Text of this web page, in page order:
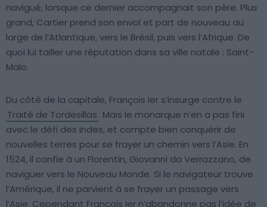
navigué, lorsque ce dernier accompagnait son père. Plus
grand, Cartier prend son envol et part de nouveau au
large de l’Atlantique, vers le Brésil, puis vers l’Afrique. De
quoi lui tailler une réputation dans sa ville natale : Saint-
Malo.
Du côté de la capitale, François Ier s’insurge contre le
Traité de Tordesillas. Mais le monarque n’en a pas fini
avec le défi des Indes, et compte bien conquérir de
nouvelles terres pour se frayer un chemin vers l’Asie. En
1524, il confie à un Florentin, Giovanni da Verrazzano, de
naviguer vers le Nouveau Monde. Si le navigateur trouve
l’Amérique, il ne parvient à se frayer un passage vers
l’Asie. Cependant François Ier n’abandonne pas l’idée de